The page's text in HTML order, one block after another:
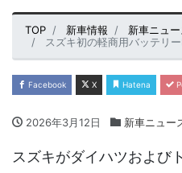
TOP 新車情報
新車ニュー
スズキ初の軽商用バッテリーEVとなる「e エブリイ
Facebook X Hatena
2026年3月12日 新車ニュー
スズキがダイハツおよび